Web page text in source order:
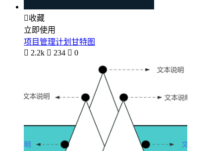
收藏
立即使用
项目管理计划甘特图
 2.2k  234  0